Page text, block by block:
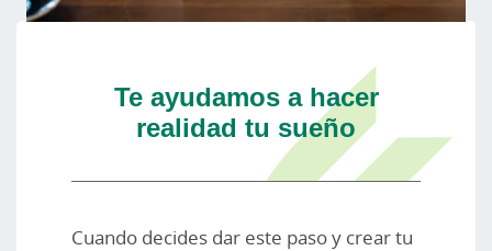
Te ayudamos a hacer
realidad tu sueño
Cuando decides dar este paso y crear tu